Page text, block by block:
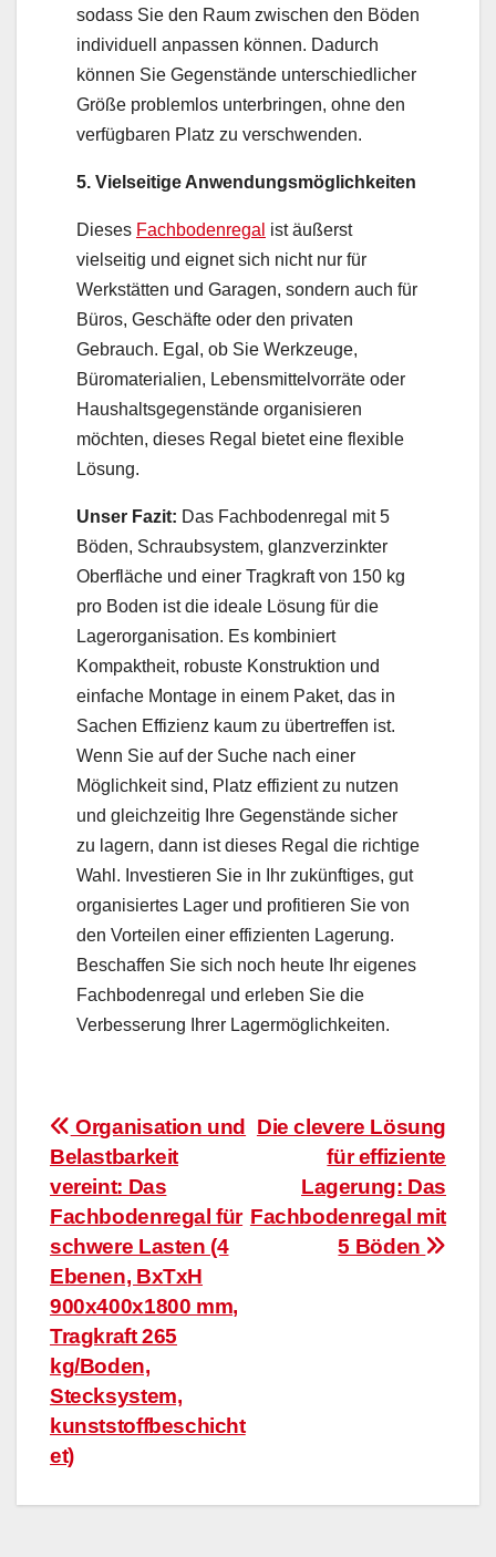
sodass Sie den Raum zwischen den Böden
individuell anpassen können. Dadurch
können Sie Gegenstände unterschiedlicher
Größe problemlos unterbringen, ohne den
verfügbaren Platz zu verschwenden.
5. Vielseitige Anwendungsmöglichkeiten
Dieses Fachbodenregal ist äußerst
vielseitig und eignet sich nicht nur für
Werkstätten und Garagen, sondern auch für
Büros, Geschäfte oder den privaten
Gebrauch. Egal, ob Sie Werkzeuge,
Büromaterialien, Lebensmittelvorräte oder
Haushaltsgegenstände organisieren
möchten, dieses Regal bietet eine flexible
Lösung.
Unser Fazit: Das Fachbodenregal mit 5
Böden, Schraubsystem, glanzverzinkter
Oberfläche und einer Tragkraft von 150 kg
pro Boden ist die ideale Lösung für die
Lagerorganisation. Es kombiniert
Kompaktheit, robuste Konstruktion und
einfache Montage in einem Paket, das in
Sachen Effizienz kaum zu übertreffen ist.
Wenn Sie auf der Suche nach einer
Möglichkeit sind, Platz effizient zu nutzen
und gleichzeitig Ihre Gegenstände sicher
zu lagern, dann ist dieses Regal die richtige
Wahl. Investieren Sie in Ihr zukünftiges, gut
organisiertes Lager und profitieren Sie von
den Vorteilen einer effizienten Lagerung.
Beschaffen Sie sich noch heute Ihr eigenes
Fachbodenregal und erleben Sie die
Verbesserung Ihrer Lagermöglichkeiten.
Beitragsnavigation
Die clevere Lösung
für effiziente
Lagerung: Das
Fachbodenregal mit
5 Böden
Organisation und
Belastbarkeit
vereint: Das
Fachbodenregal für
schwere Lasten (4
Ebenen, BxTxH
900x400x1800 mm,
Tragkraft 265
kg/Boden,
Stecksystem,
kunststoffbeschicht
et)